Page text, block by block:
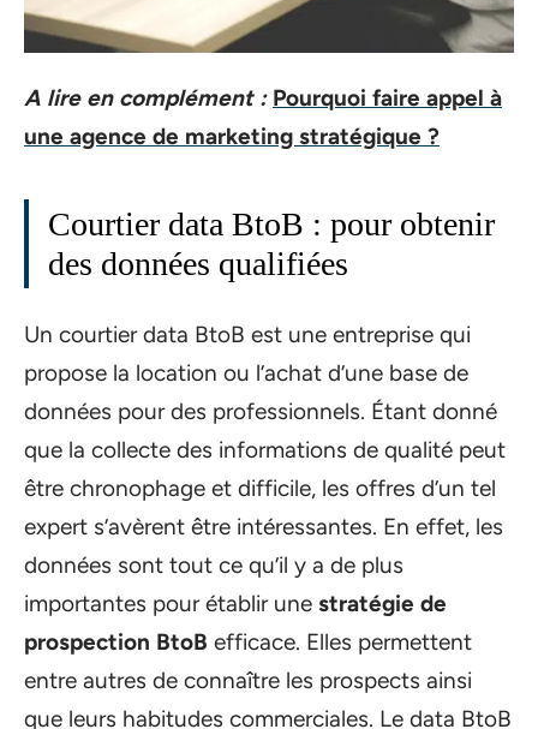
A lire en complément : Pourquoi faire appel à
une agence de marketing stratégique ?
Courtier data BtoB : pour obtenir
des données qualifiées
Un courtier data BtoB est une entreprise qui
propose la location ou l’achat d’une base de
données pour des professionnels. Étant donné
que la collecte des informations de qualité peut
être chronophage et difficile, les offres d’un tel
expert s’avèrent être intéressantes. En effet, les
données sont tout ce qu’il y a de plus
importantes pour établir une stratégie de
prospection BtoB efficace. Elles permettent
entre autres de connaître les prospects ainsi
que leurs habitudes commerciales. Le data BtoB